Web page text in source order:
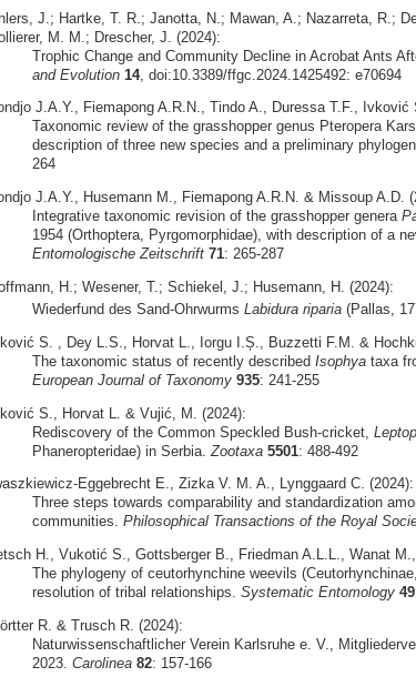
J.; Hartke, T. R.; Janotta, N.; Mawan, A.; Nazarreta, R.;
M. M.; Drescher, J. (2024):
Trophic Change and Community Decline in Acrobat Ants
and Evolution 14, doi:10.3389/ffgc.2024.1425492: e70694
J.A.Y., Fiemapong A.R.N., Tindo A., Duressa T.F.,
Taxonomic review of the grasshopper genus Pteropera
description of three new species and a preliminary
264
J.A.Y., Husemann M., Fiemapong A.R.N. & Missoup A.D.
Integrative taxonomic revision of the grasshopper genera
1954 (Orthoptera, Pyrgomorphidae), with description of a
Entomologische Zeitschrift 71: 265-287
H.; Wesener, T.; Schiekel, J.; Husemann, H. (2024):
Wiederfund des Sand-Ohrwurms Labidura riparia(Pallas,
S. , Dey L.S., Horvat L., Iorgu I.Ș., Buzzetti F.M. &
The taxonomic status of recently described Isophyataxa
European Journal of Taxonomy 935: 241-255
S., Horvat L. & Vujić, M. (2024):
Rediscovery of the Common Speckled Bush-cricket,
Phaneropteridae) in Serbia. Zootaxa 5501: 488-492
Eggebrecht E., Zizka V. M. A., Lynggaard C. (2024):
Three steps towards comparability and standardization
communities. Philosophical Transactions of the Royal
H., Vukotić S., Gottsberger B., Friedman A.L.L., Wanat
The phylogeny of ceutorhynchine weevils
resolution of tribal relationships. Systematic Entomology 49
R. & Trusch R. (2024):
Naturwissenschaftlicher Verein Karlsruhe e. V.,
2023. Carolinea 82: 157-166